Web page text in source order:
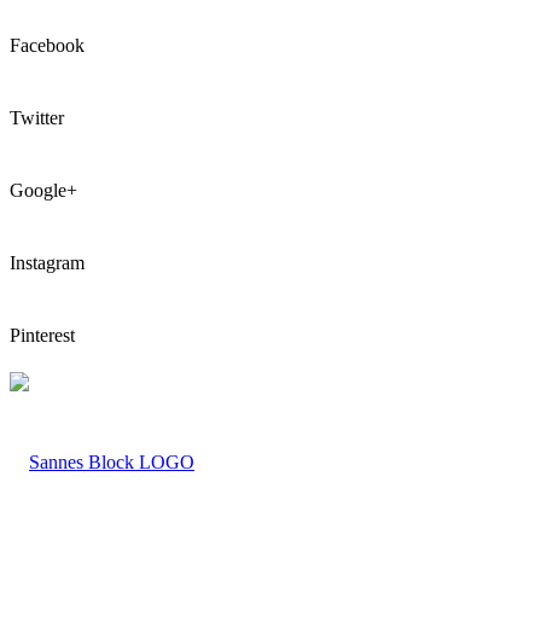
Facebook
Twitter
Google+
Instagram
Pinterest
LOGO